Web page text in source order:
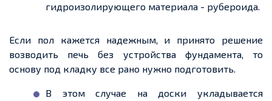
гидроизолирующего материала - рубероида.
Если пол кажется надежным, и принято решение
возводить печь без устройства фундамента, то
основу под кладку все рано нужно подготовить.
В этом случае на доски укладывается